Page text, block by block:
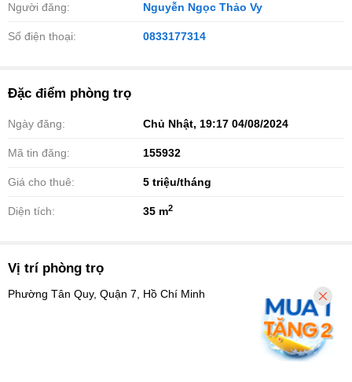
Người đăng: Nguyễn Ngọc Thảo Vy
Số điện thoại: 0833177314
Đặc điểm phòng trọ
Ngày đăng: Chủ Nhật, 19:17 04/08/2024
Mã tin đăng: 155932
Giá cho thuê: 5 triệu/tháng
Diện tích: 35 m2
Vị trí phòng trọ
Phường Tân Quy, Quận 7, Hồ Chí Minh